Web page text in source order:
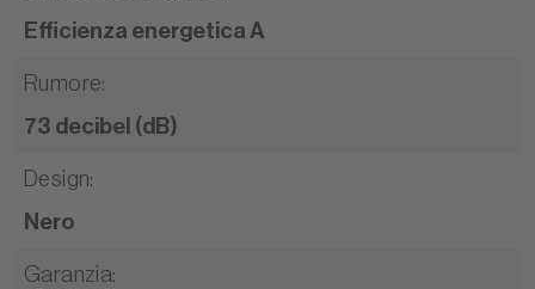
Efficienza energetica A
Rumore:
73 decibel (dB)
Design:
Nero
Garanzia: